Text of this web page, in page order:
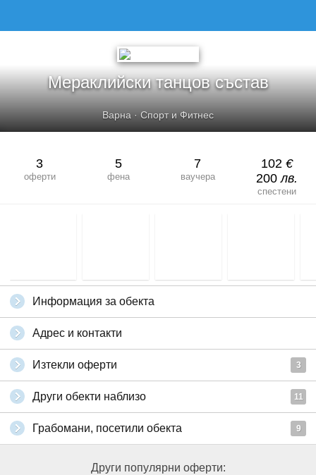
Мераклийски танцов състав
Варна · Спорт и Фитнес
3
оферти
5
фена
7
ваучера
102 €
200лв.
спестени
Информация за обекта
Адрес и контакти
Изтекли оферти 3
Други обекти наблизо 11
Грабомани, посетили обекта 9
Други популярни оферти: